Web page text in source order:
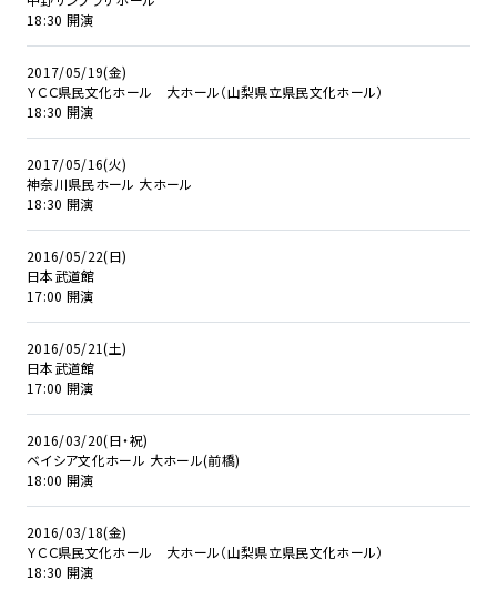
18:30 開演
2017/05/19(金)
ＹＣＣ県民文化ホール 大ホール（山梨県立県民文化ホール）
18:30 開演
2017/05/16(火)
神奈川県民ホール 大ホール
18:30 開演
2016/05/22(日)
日本武道館
17:00 開演
2016/05/21(土)
日本武道館
17:00 開演
2016/03/20(日・祝)
ベイシア文化ホール 大ホール(前橋)
18:00 開演
2016/03/18(金)
ＹＣＣ県民文化ホール 大ホール（山梨県立県民文化ホール）
18:30 開演